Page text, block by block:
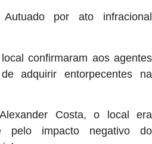
por ato infracional
confirmaram aos agentes
adquirir entorpecentes na
Costa, o local era
pelo impacto negativo do